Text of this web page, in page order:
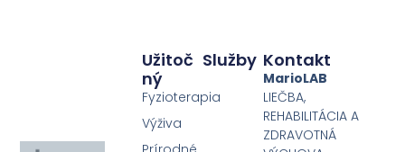
Služby
Užitoč
Ný
Fyzioterapia
Výživa
Kontakt
MarioLAB
LIEČBA,
REHABILITÁCIA A
ZDRAVOTNÁ